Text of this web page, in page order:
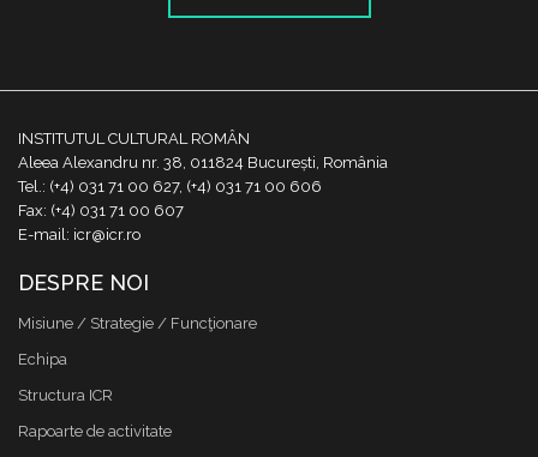
INSTITUTUL CULTURAL ROMÂN
Aleea Alexandru nr. 38, 011824 București, România
Tel.: (+4) 031 71 00 627, (+4) 031 71 00 606
Fax: (+4) 031 71 00 607
E-mail: icr@icr.ro
DESPRE NOI
Misiune / Strategie / Funcţionare
Echipa
Structura ICR
Rapoarte de activitate